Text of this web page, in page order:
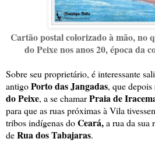
Cartão postal colorizado à mão, no
do Peixe nos anos 20, época da
Sobre seu proprietário, é interessante
antigoPorto das Jangadas, que
do Peixe, a se chamarPraia de
para que as ruas próximas à Vila
tribos indígenas doCeará,a rua da sua
deRua dos Tabajaras.